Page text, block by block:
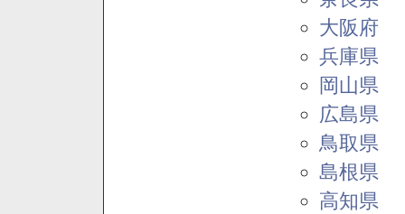
大阪府
兵庫県
岡山県
広島県
鳥取県
島根県
高知県